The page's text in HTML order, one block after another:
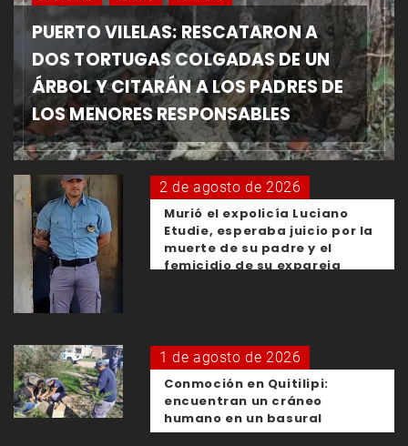
PUERTO VILELAS: RESCATARON A
DOS TORTUGAS COLGADAS DE UN
ÁRBOL Y CITARÁN A LOS PADRES DE
LOS MENORES RESPONSABLES
2 de agosto de 2026
Murió el expolicía Luciano
Etudie, esperaba juicio por la
muerte de su padre y el
femicidio de su expareja
1 de agosto de 2026
Conmoción en Quitilipi:
encuentran un cráneo
humano en un basural